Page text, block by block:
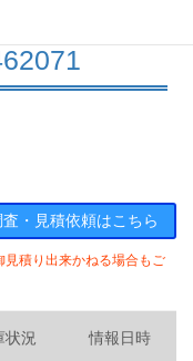
・見積依頼はこちら
積り出来かねる場合もご
状況 情報日時